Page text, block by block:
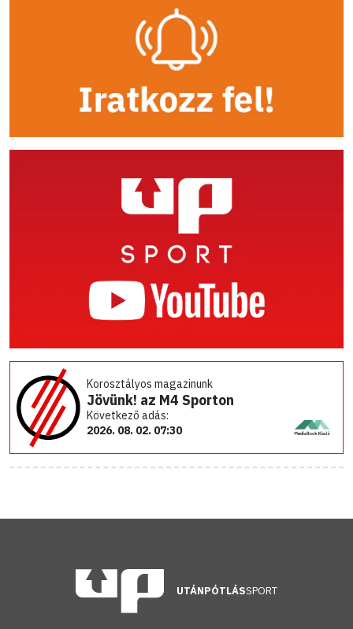
Korosztályos magazinunk
Jövünk! az M4 Sporton
Következő adás:
2026. 08. 02. 07:30
UTÁNPÓTLÁSSPORT